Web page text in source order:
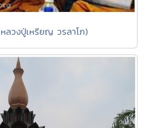
หลวงปู่เหรียญ วรลาโภ)